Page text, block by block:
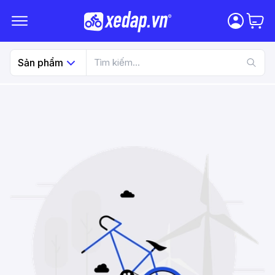
Sản phẩm